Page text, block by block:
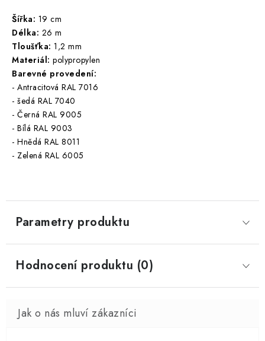
Šířka: 19 cm
Délka: 26 m
Tloušťka: 1,2 mm
Materiál: polypropylen
Barevné provedení:
- Antracitová RAL 7016
- šedá RAL 7040
- Černá RAL 9005
- Bílá RAL 9003
- Hnědá RAL 8011
- Zelená RAL 6005
Parametry produktu
Hodnocení produktu (0)